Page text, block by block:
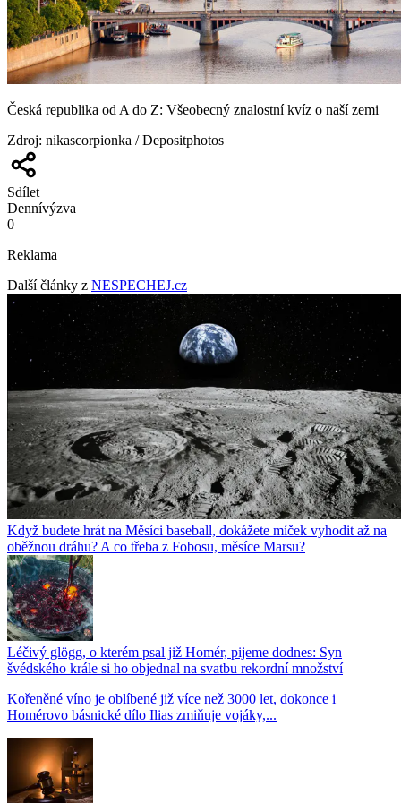
Česká republika od A do Z: Všeobecný znalostní kvíz o naší zemi
Zdroj: nikascorpionka / Depositphotos
Sdílet
Dennívýzva
0
Reklama
Další články z NESPECHEJ.cz
Když budete hrát na Měsíci baseball, dokážete míček vyhodit až na
oběžnou dráhu? A co třeba z Fobosu, měsíce Marsu?
Léčivý glögg, o kterém psal již Homér, pijeme dodnes: Syn
švédského krále si ho objednal na svatbu rekordní množství
Kořeněné víno je oblíbené již více než 3000 let, dokonce i
Homérovo básnické dílo Ilias zmiňuje vojáky,...